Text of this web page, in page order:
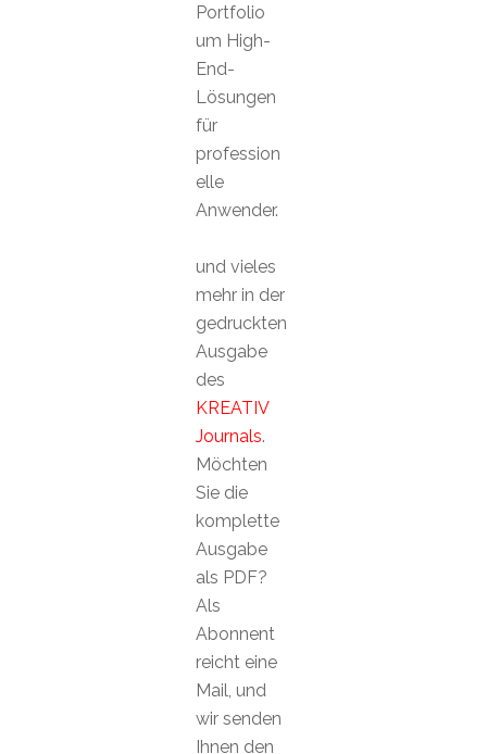
Portfolio
um High-
End-
Lösungen
für
profession
elle
Anwender.
und vieles
mehr in der
gedruckten
Ausgabe
des
KREATIV
Journals.
Möchten
Sie die
komplette
Ausgabe
als PDF?
Als
Abonnent
reicht eine
Mail, und
wir senden
Ihnen den